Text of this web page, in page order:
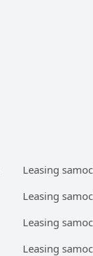
Leasing
Leasing
Leasing
Leasing